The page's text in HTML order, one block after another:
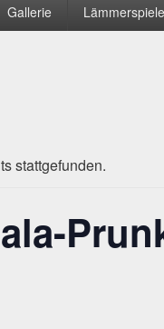
Gallerie
stattgefunden.